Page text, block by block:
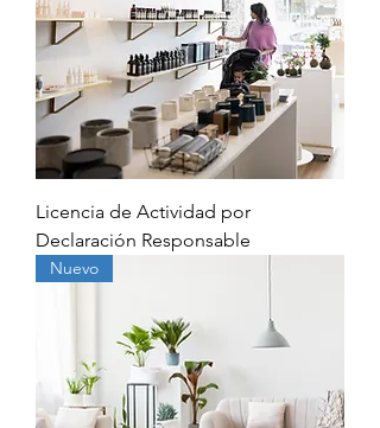
Licencia de Actividad por
Declaración Responsable
Nuevo